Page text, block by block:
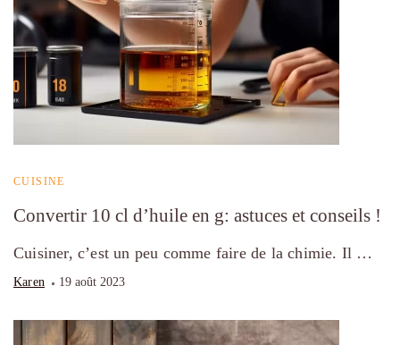
CUISINE
Convertir 10 cl d’huile en g: astuces et conseils !
Cuisiner, c’est un peu comme faire de la chimie. Il …
Karen 19 août 2023